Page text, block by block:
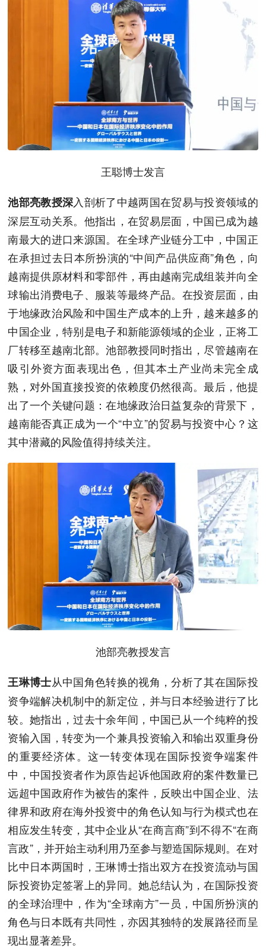
王聪博士发言
池部亮教授深入剖析了中越两国在贸易与投资领域的
深层互动关系。他指出，在贸易层面，中国已成为越
南最大的进口来源国。在全球产业链分工中，中国正
在承担过去日本所扮演的“中间产品供应商”角色，向
越南提供原材料和零部件，再由越南完成组装并向全
球输出消费电子、服装等最终产品。在投资层面，由
于地缘政治风险和中国生产成本的上升，越来越多的
中国企业，特别是电子和新能源领域的企业，正将工
厂转移至越南北部。池部教授同时指出，尽管越南在
吸引外资方面表现出色，但其本土产业尚未完全成
熟，对外国直接投资的依赖度仍然很高。最后，他提
出了一个关键问题：在地缘政治日益复杂的背景下，
越南能否真正成为一个“中立”的贸易与投资中心？这
其中潜藏的风险值得持续关注。
池部亮教授发言
王琳博士从中国角色转换的视角，分析了其在国际投
资争端解决机制中的新定位，并与日本经验进行了比
较。她指出，过去十余年间，中国已从一个纯粹的投
资输入国，转变为一个兼具投资输入和输出双重身份
的重要经济体。这一转变体现在国际投资争端案件
中，中国投资者作为原告起诉他国政府的案件数量已
远超中国政府作为被告的案件，反映出中国企业、法
律界和政府在海外投资中的角色认知与行为模式也在
相应发生转变，其中企业从“在商言商”到不得不“在商
言政”，并开始主动利用乃至参与塑造国际规则。在对
比中日本两国时，王琳博士指出双方在投资流动与国
际投资协定签署上的异同。她总结认为，在国际投资
的全球治理中，作为“全球南方”一员，中国所扮演的
角色与日本既有共同性，亦因其独特的发展路径而呈
现出显著差异。